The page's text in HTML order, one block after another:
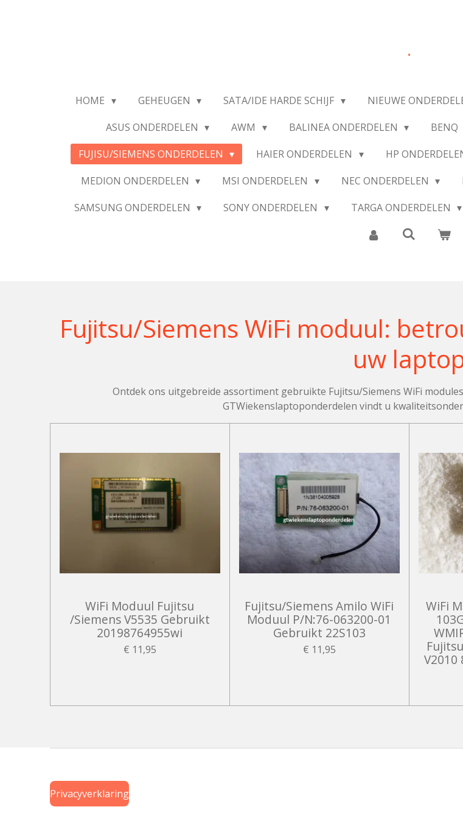
.
HOME GEHEUGEN SATA/IDE HARDE SCHIJF NIEUWE
ASUS ONDERDELEN
AWM BALINEA ONDERDELEN BENQ
FUJISU/SIEMENS ONDERDELEN
HAIER ONDERDELEN HP
MEDION ONDERDELEN
MSI ONDERDELEN NEC ONDERDELEN
SAMSUNG ONDERDELEN
SONY ONDERDELEN TARGA ONDERDELEN
Fujitsu/Siemens WiFi moduul:
uw
Ontdek ons uitgebreide assortiment gebruikte Fujitsu/Siemens WiFi
GTWiekenslaptoponderdelen vindt u
WiFi Moduul Fujitsu
/Siemens V5535 Gebruikt
20198764955wi
€ 11,95
Fujitsu/Siemens Amilo WiFi
Moduul P/N:76-063200-01
Gebruikt 22S103
€ 11,95
WiFi
V2010
Privacyverklaring